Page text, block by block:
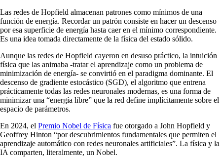
Las redes de Hopfield almacenan patrones como mínimos de una
función de energía. Recordar un patrón consiste en hacer un descenso
por esa superficie de energía hasta caer en el mínimo correspondiente.
Es una idea tomada directamente de la física del estado sólido.
Aunque las redes de Hopfield cayeron en desuso práctico, la intuición
física que las animaba -tratar el aprendizaje como un problema de
minimización de energía- se convirtió en el paradigma dominante. El
descenso de gradiente estocástico (SGD), el algoritmo que entrena
prácticamente todas las redes neuronales modernas, es una forma de
minimizar una “energía libre” que la red define implícitamente sobre el
espacio de parámetros.
En 2024, el Premio Nobel de Física fue otorgado a John Hopfield y
Geoffrey Hinton “por descubrimientos fundamentales que permiten el
aprendizaje automático con redes neuronales artificiales”. La física y la
IA comparten, literalmente, un Nobel.